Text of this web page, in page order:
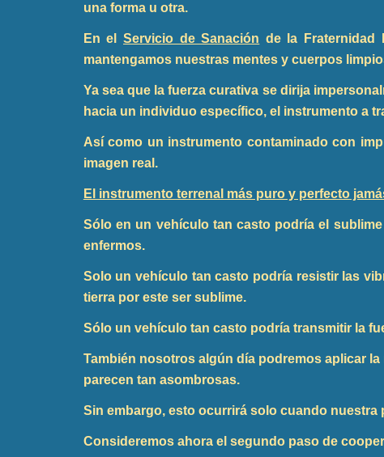
una forma u otra.
En elServicio de Sanación de la Fraternidad
mantengamos nuestras mentes y cuerpos
Ya sea que la fuerza curativa se dirija
hacia un individuo específico, el instrumento a
Así como un instrumento contaminado con
imagen real.
El instrumento terrenal más puro y perfecto
Sólo en un vehículo tan casto podría el
enfermos.
Solo un vehículo tan casto podría resistir las
tierra por este ser sublime.
Sólo un vehículo tan casto podría transmitir la
También nosotros algún día podremos aplicar
parecen tan asombrosas.
Sin embargo, esto ocurrirá solo cuando nuestra
Consideremos ahora el segundo paso de